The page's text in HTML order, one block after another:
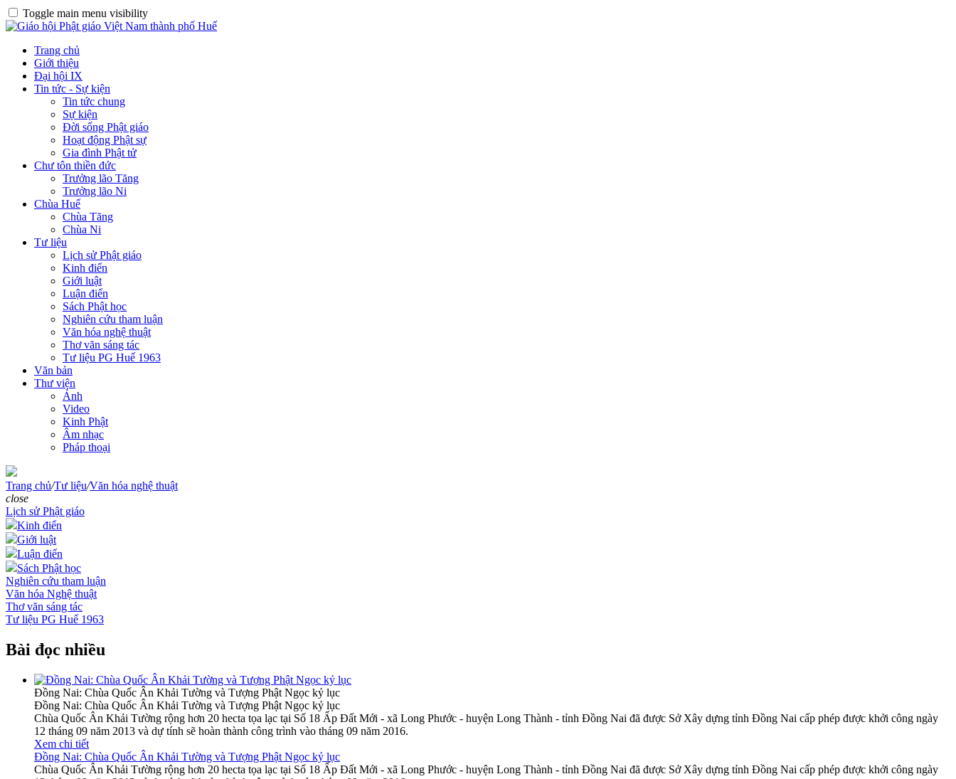
Toggle main menu visibility
Trang chủ
Giới thiệu
Đại hội IX
Tin tức - Sự kiện
Tin tức chung
Sự kiện
Đời sống Phật giáo
Hoạt động Phật sự
Gia đình Phật tử
Chư tôn thiền đức
Trưởng lão Tăng
Trưởng lão Ni
Chùa Huế
Chùa Tăng
Chùa Ni
Tư liệu
Lịch sử Phật giáo
Kinh điển
Giới luật
Luận điển
Sách Phật học
Nghiên cứu tham luận
Văn hóa nghệ thuật
Thơ văn sáng tác
Tư liệu PG Huế 1963
Văn bản
Thư viện
Ảnh
Video
Kinh Phật
Âm nhạc
Pháp thoại
Trang chủ/Tư liệu/Văn hóa nghệ thuật
close
Lịch sử Phật giáo
Kinh điển
Giới luật
Luận điển
Sách Phật học
Nghiên cứu tham luận
Văn hóa Nghệ thuật
Thơ văn sáng tác
Tư liệu PG Huế 1963
Bài đọc nhiều
Đồng Nai: Chùa Quốc Ân Khải Tường và Tượng Phật Ngọc kỷ lục
Đồng Nai: Chùa Quốc Ân Khải Tường và Tượng Phật Ngọc kỷ lục
Chùa Quốc Ân Khải Tường rộng hơn 20 hecta tọa lạc tại Số 18 Ấp Đất Mới - xã Long Phước - huyện Long Thành - tỉnh Đồng Nai đã được Sở Xây dựng tỉnh Đồng Nai cấp phép được khởi công ngày
12 tháng 09 năm 2013 và dự tính sẽ hoàn thành công trình vào tháng 09 năm 2016.
Xem chi tiết
Đồng Nai: Chùa Quốc Ân Khải Tường và Tượng Phật Ngọc kỷ lục
Chùa Quốc Ân Khải Tường rộng hơn 20 hecta tọa lạc tại Số 18 Ấp Đất Mới - xã Long Phước - huyện Long Thành - tỉnh Đồng Nai đã được Sở Xây dựng tỉnh Đồng Nai cấp phép được khởi công ngày